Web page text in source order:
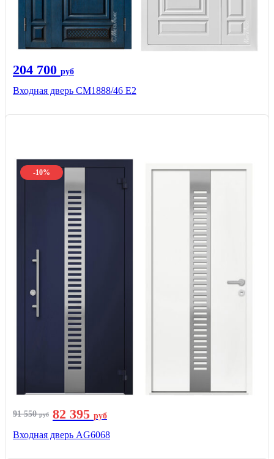
204 700 руб
Входная дверь СМ1888/46 Е2
-10%
91 550руб 82 395 руб
Входная дверь AG6068